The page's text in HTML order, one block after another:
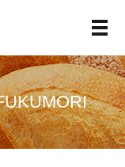
メ